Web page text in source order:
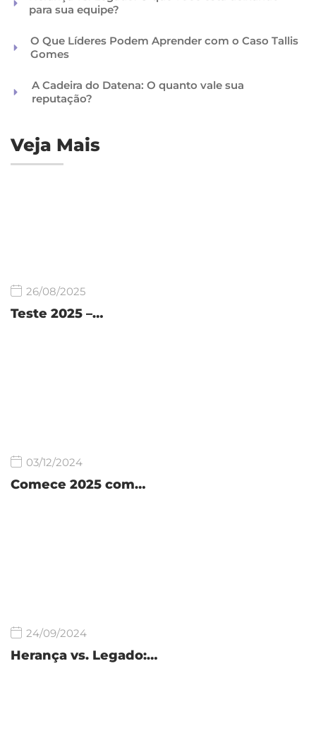
para sua equipe?
O Que Líderes Podem Aprender com o Caso Tallis
Gomes
A Cadeira do Datena: O quanto vale sua
reputação?
Veja Mais
26/08/2025
Teste 2025 –…
03/12/2024
Comece 2025 com…
24/09/2024
Herança vs. Legado:…